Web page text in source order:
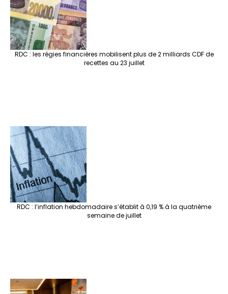
RDC : les régies financières mobilisent plus de 2 milliards CDF de
recettes au 23 juillet
RDC : l’inflation hebdomadaire s’établit à 0,19 % à la quatrième
semaine de juillet